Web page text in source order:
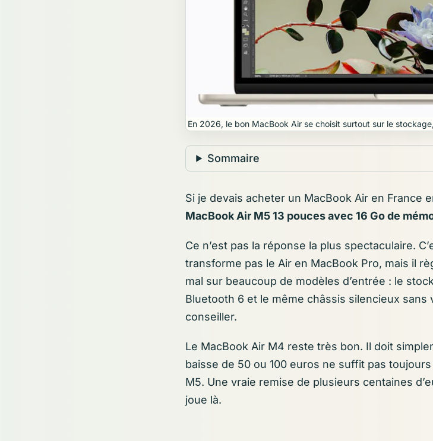
En 2026, le bon MacBook Air se choisit surtout sur le
Sommaire
Si je devais acheter un MacBook Air en France
MacBook Air M5 13 pouces avec 16 Go de
Ce n’est pas la réponse la plus spectaculaire.
transforme pas le Air en MacBook Pro, mais il
mal sur beaucoup de modèles d’entrée : le
Bluetooth 6 et le même châssis silencieux sans
conseiller.
Le MacBook Air M4 reste très bon. Il doit
baisse de 50 ou 100 euros ne suffit pas
M5. Une vraie remise de plusieurs centaines
joue là.